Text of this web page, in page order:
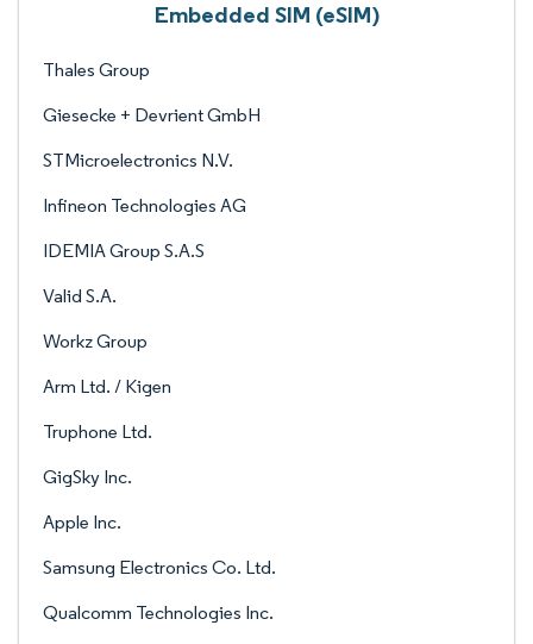
Embedded SIM (eSIM)
Thales Group
Giesecke + Devrient GmbH
STMicroelectronics N.V.
Infineon Technologies AG
IDEMIA Group S.A.S
Valid S.A.
Workz Group
Arm Ltd. / Kigen
Truphone Ltd.
GigSky Inc.
Apple Inc.
Samsung Electronics Co. Ltd.
Qualcomm Technologies Inc.